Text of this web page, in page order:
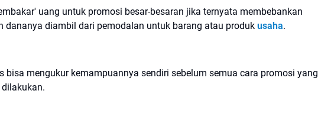
uang untuk promosi besar-besaran jika ternyata membebankan
dananya diambil dari pemodalan untuk barang atau produk usaha.
bisa mengukur kemampuannya sendiri sebelum semua cara promosi yang